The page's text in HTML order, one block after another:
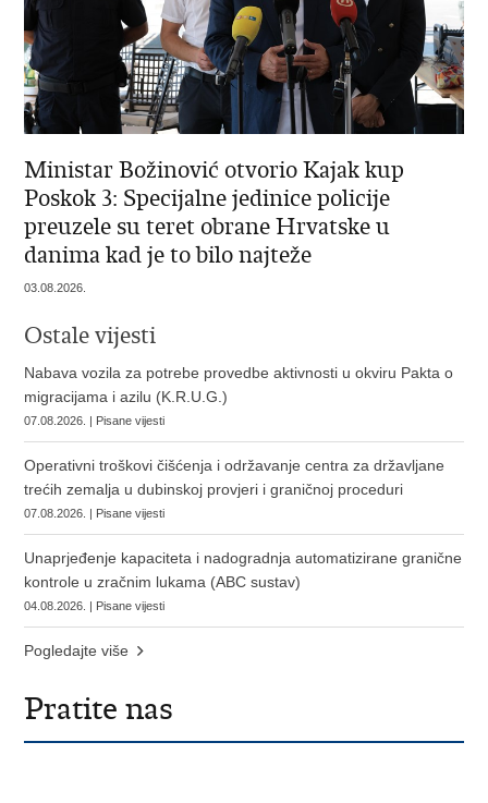
Ministar Božinović otvorio Kajak kup
Poskok 3: Specijalne jedinice policije
preuzele su teret obrane Hrvatske u
danima kad je to bilo najteže
03.08.2026.
Ostale vijesti
Nabava vozila za potrebe provedbe aktivnosti u okviru Pakta o
migracijama i azilu (K.R.U.G.)
07.08.2026. | Pisane vijesti
Operativni troškovi čišćenja i održavanje centra za državljane
trećih zemalja u dubinskoj provjeri i graničnoj proceduri
07.08.2026. | Pisane vijesti
Unaprjeđenje kapaciteta i nadogradnja automatizirane granične
kontrole u zračnim lukama (ABC sustav)
04.08.2026. | Pisane vijesti
Pogledajte više
Pratite nas